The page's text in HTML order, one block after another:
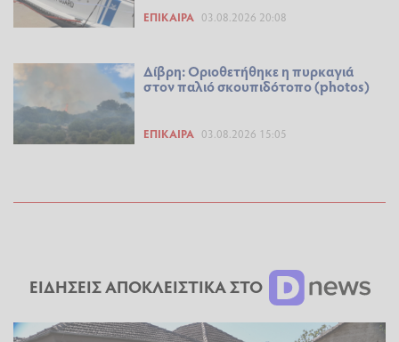
ΕΠΊΚΑΙΡΑ 03.08.2026 20:08
Δίβρη: Οριοθετήθηκε η πυρκαγιά
στον παλιό σκουπιδότοπο (photos)
ΕΠΊΚΑΙΡΑ 03.08.2026 15:05
ΕΙΔΗΣΕΙΣ ΑΠΟΚΛΕΙΣΤΙΚΑ ΣΤΟ